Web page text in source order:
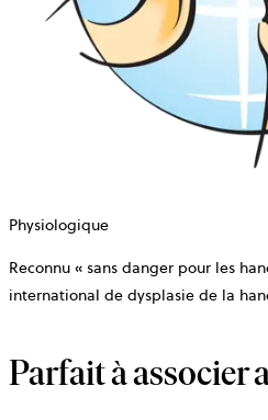
Physiologique
Reconnu « sans danger pour les
international de dysplasie de la
Parfait à associer